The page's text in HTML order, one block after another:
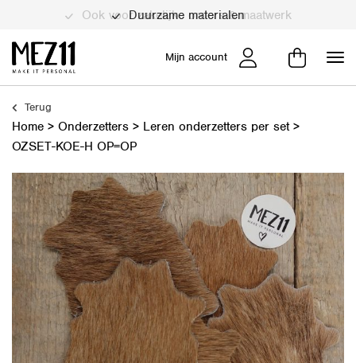
Duurzame materialen
Mijn account
Terug
Home > Onderzetters > Leren onderzetters per set>
OZSET-KOE-H OP=OP